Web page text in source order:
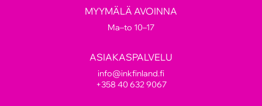
MYYMÄLÄ AVOINNA
Ma–to 10–17
ASIAKASPALVELU
info@inkfinland.fi
+358 40 632 9067